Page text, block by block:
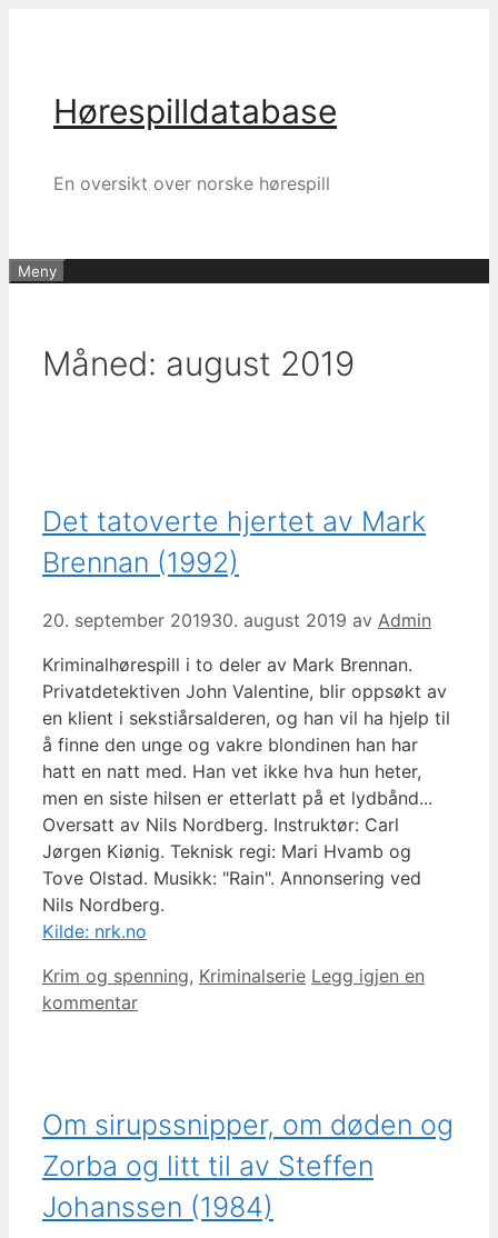
Hørespilldatabase
En oversikt over norske hørespill
Meny
Måned: august 2019
Det tatoverte hjertet av Mark
Brennan (1992)
20. september 201930. august 2019 av Admin
Kriminalhørespill i to deler av Mark Brennan.
Privatdetektiven John Valentine, blir oppsøkt av
en klient i sekstiårsalderen, og han vil ha hjelp til
å finne den unge og vakre blondinen han har
hatt en natt med. Han vet ikke hva hun heter,
men en siste hilsen er etterlatt på et lydbånd...
Oversatt av Nils Nordberg. Instruktør: Carl
Jørgen Kiønig. Teknisk regi: Mari Hvamb og
Tove Olstad. Musikk: "Rain". Annonsering ved
Nils Nordberg.
Kilde: nrk.no
Kategorier
Krim og spenning, Kriminalserie Legg igjen en
kommentar
Om sirupssnipper, om døden og
Zorba og litt til av Steffen
Johanssen (1984)